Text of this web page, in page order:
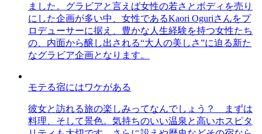
ました。グラビアと言えば女性の若さとボディを売り
にした企画が多い中、女性であるKaori Oguriさんをプ
ロデューサーに据え、豊かな人生経験を持つ女性たち
の、内面から醸し出される“大人の美しさ”に迫る新た
なグラビア企画となります。
モテる宿にはワケがある
彼女と訪れる旅の楽しみってなんでしょう？ まずは
料理、そして景色。気持ちのいい温泉と高いホスピタ